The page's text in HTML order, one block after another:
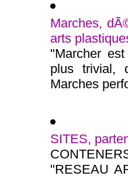
Marches,
arts
"Marcher
plus trivial,
Marches
SITES,
"RESEAU